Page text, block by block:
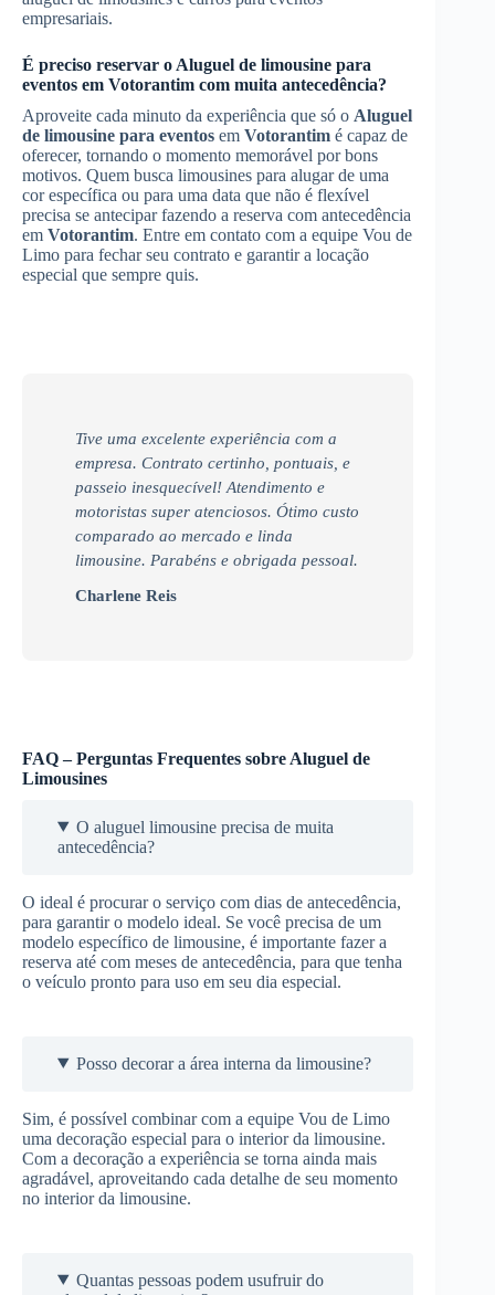
empresariais.
É preciso reservar o Aluguel de limousine para
eventos em Votorantim com muita antecedência?
Aproveite cada minuto da experiência que só o Aluguel
de limousine para eventos em Votorantim é capaz de
oferecer, tornando o momento memorável por bons
motivos. Quem busca limousines para alugar de uma
cor específica ou para uma data que não é flexível
precisa se antecipar fazendo a reserva com antecedência
em Votorantim. Entre em contato com a equipe Vou de
Limo para fechar seu contrato e garantir a locação
especial que sempre quis.
Tive uma excelente experiência com a
empresa. Contrato certinho, pontuais, e
passeio inesquecível! Atendimento e
motoristas super atenciosos. Ótimo custo
comparado ao mercado e linda
limousine. Parabéns e obrigada pessoal.
Charlene Reis
FAQ – Perguntas Frequentes sobre Aluguel de
Limousines
O aluguel limousine precisa de muita
antecedência?
O ideal é procurar o serviço com dias de antecedência,
para garantir o modelo ideal. Se você precisa de um
modelo específico de limousine, é importante fazer a
reserva até com meses de antecedência, para que tenha
o veículo pronto para uso em seu dia especial.
Posso decorar a área interna da limousine?
Sim, é possível combinar com a equipe Vou de Limo
uma decoração especial para o interior da limousine.
Com a decoração a experiência se torna ainda mais
agradável, aproveitando cada detalhe de seu momento
no interior da limousine.
Quantas pessoas podem usufruir do